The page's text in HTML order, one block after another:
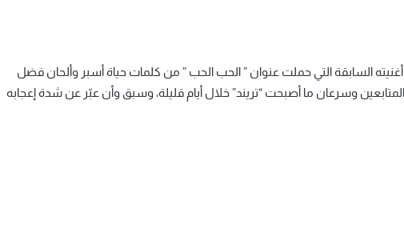
أغنيته السابقة التي حملت عنوان ” الحب الحب ” من كلمات حياة أسبر وألحان فضل
وسرعان ما أصبحت “تريند” خلال أيام قليلة، وسبق وأن عبّر عن شدة إعجابه